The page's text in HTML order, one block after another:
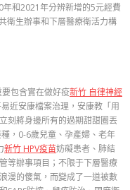
和2021年分辨新增的5元經費
衛生辦事和下層醫療衛活力構
包含實在做好疫新竹 自律神經
近安康檔案治理，安康教「用
刻將身邊所有的過期甜甜圈丟
種，0-6歲兒童、孕產婦、老年
新竹 HPV疫苗妨礙患者、肺結
等辦事項目；不限于下層醫療
漫的傻氣，而變成了一道被數